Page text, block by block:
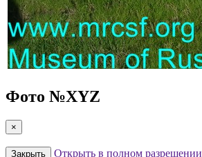
Фото №XYZ
×
Закрыть Открыть в полном разрешении